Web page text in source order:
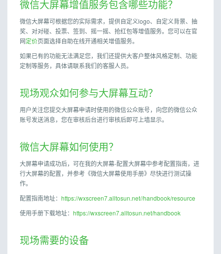
微信大屏幕增值服务包含哪些功能？
微信大屏幕可根据您的实际需求，提供自定义logo、自定义背景、抽
奖、对对碰、投票、签到、摇一摇、抢红包等增值服务。您可以在官
网定价页面选择自助在线开通相关增值服务。
如果已有的功能无法满足您，我们还提供大客户整体风格定制、功能
定制等服务，具体请联系我们的客服人员。
现场观众如何参与大屏幕互动？
用户关注您提交大屏幕申请时使用的微信公众账号，向您的微信公众
账号发送消息，您在审核后台进行审核后即可上墙显示。
微信大屏幕如何使用？
大屏幕申请成功后，可在我的大屏幕-配置大屏幕中参考配置指南，进
行大屏幕的配置，并参考《微信大屏幕使用手册》尽快进行测试操
作。
配置指南地址： https://wxscreen7.alltosun.net//handbook/resource
使用手册下载地址： https://wxscreen7.alltosun.net/handbook
现场需要的设备